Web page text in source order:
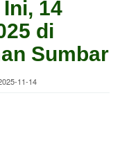
14
di
Sumbar
11-14